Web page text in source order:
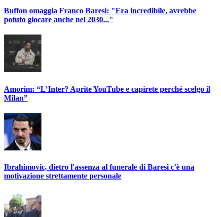
Buffon omaggia Franco Baresi: "Era incredibile, avrebbe
potuto giocare anche nel 2030..."
Amorim: “L’Inter? Aprite YouTube e capirete perché scelgo il
Milan”
Ibrahimovic, dietro l'assenza al funerale di Baresi c'è una
motivazione strettamente personale